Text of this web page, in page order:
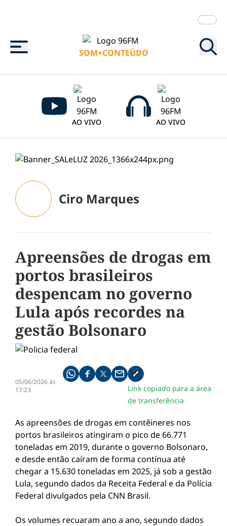
Menu
SOM+CONTEÚDO
AO VIVO AO VIVO
Ciro Marques
Apreensões de drogas em
portos brasileiros
despencam no governo
Lula após recordes na
gestão Bolsonaro
05/06/2026 às
17:23
Compartilhe pelo whatsapp
Compartilhar no facebook
Compartilhar no twitter
Compartilhe pelo email
Copiar link da notícia
Link copiado para a área
de transferência
As apreensões de drogas em contêineres nos
portos brasileiros atingiram o pico de 66.771
toneladas em 2019, durante o governo Bolsonaro,
e desde então caíram de forma contínua até
chegar a 15.630 toneladas em 2025, já sob a gestão
Lula, segundo dados da Receita Federal e da Polícia
Federal divulgados pela CNN Brasil.
Os volumes recuaram ano a ano, segundo dados